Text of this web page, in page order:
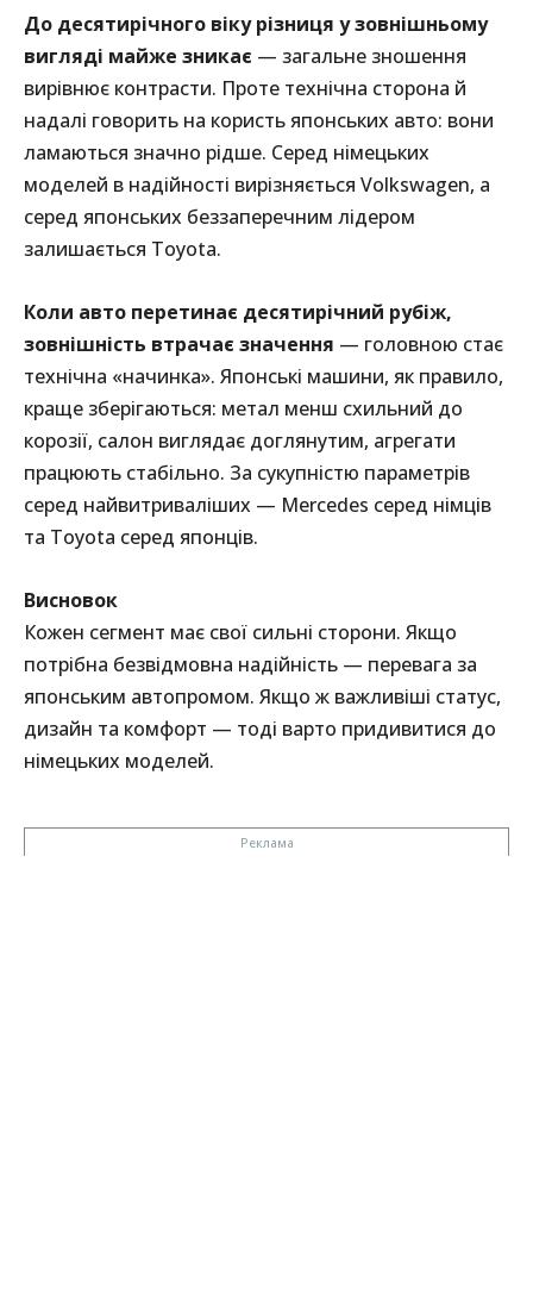
До десятирічного віку різниця у зовнішньому
вигляді майже зникає — загальне зношення
вирівнює контрасти. Проте технічна сторона й
надалі говорить на користь японських авто: вони
ламаються значно рідше. Серед німецьких
моделей в надійності вирізняється Volkswagen, а
серед японських беззаперечним лідером
залишається Toyota.
Коли авто перетинає десятирічний рубіж,
зовнішність втрачає значення — головною стає
технічна «начинка». Японські машини, як правило,
краще зберігаються: метал менш схильний до
корозії, салон виглядає доглянутим, агрегати
працюють стабільно. За сукупністю параметрів
серед найвитриваліших — Mercedes серед німців
та Toyota серед японців.
Висновок
Кожен сегмент має свої сильні сторони. Якщо
потрібна безвідмовна надійність — перевага за
японським автопромом. Якщо ж важливіші статус,
дизайн та комфорт — тоді варто придивитися до
німецьких моделей.